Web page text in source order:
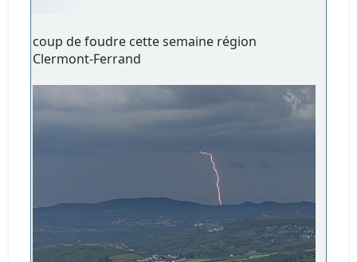
coup de foudre cette semaine région
Clermont-Ferrand